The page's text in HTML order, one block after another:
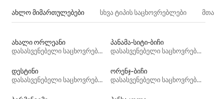
ახლო მიმართულებები სხვა ტიპის საცხოვრებლები
ახალი ორლეანი
დასასვენებელი საცხოვრებლები
პანამა-სიტი-ბიჩი
დასასვენებელი საცხოვრებლები
დესტინი
დასასვენებელი საცხოვრებლები
ორენჯ‑ბიჩი
დასასვენებელი საცხოვრებლები